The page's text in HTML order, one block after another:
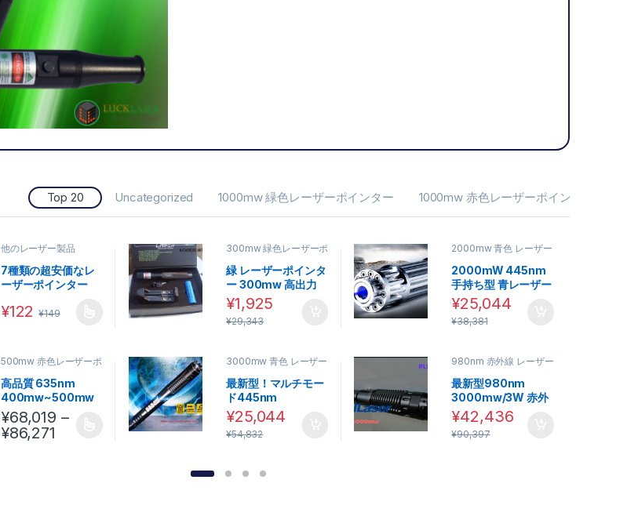
Top 20 Uncategorized 1000mw 緑色レーザーポインター 1000mw 赤色レーザーポインター
他のレーザー製品
7種類の超安価なレ
ーザーポインター
¥122 ¥149
この商品には複数のバリエーションがあります。 オプションは商品ページから選択できます
300mw 緑色レーザーポ
緑 レーザーポインタ
ー 300mw 高出力
激安！
¥1,925
¥29,343
2000mw 青色 レーザー
ポインター
2000mW 445nm
手持ち型 青レーザー
ポインター 超強力光
柱 レーザーポインタ
ー 高出力 販売
¥25,044
¥38,381
500mw 赤色レーザーポ
高品質 635nm
400mw~500mw
赤色 強力 レーザー
ポインター 焦点調節
可能
¥68,019 –
¥86,271 価格帯: ¥68,019 – ¥86,271
この商品には複数のバリエーションがあります。 オプションは商品ページから選択できます
3000mw 青色 レーザー
ポインター
最新型！マルチモー
ド445nm
3000mW ブルーレ
イ高出力レーザーペ
ンライトメーカー直
¥25,044
¥54,832
980nm 赤外線 レーザー
ポインター
最新型980nm
3000mw/3W 赤外
線 レーザーポインタ
ー
¥42,436
¥90,397